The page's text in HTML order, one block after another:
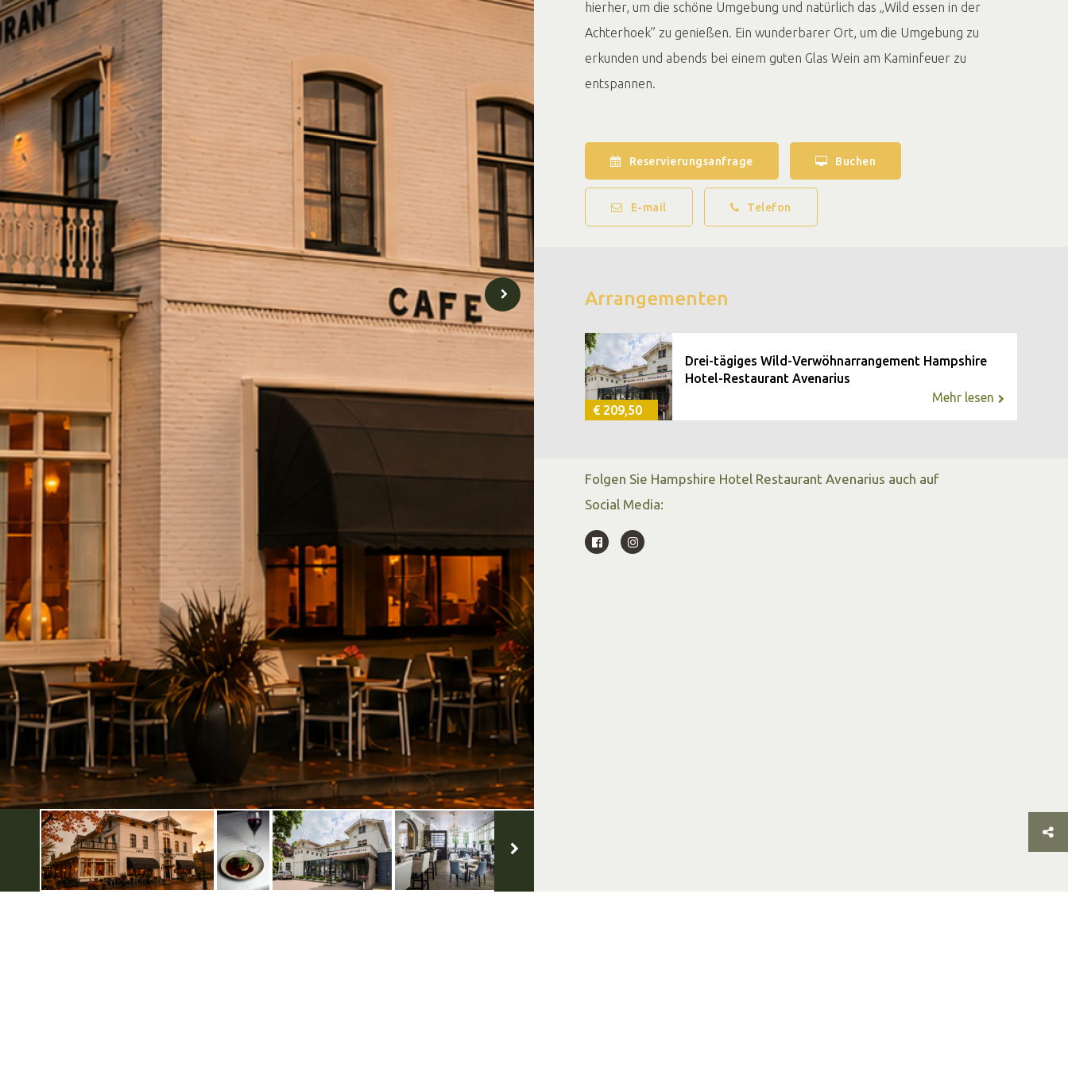
hierher, um die schöne Umgebung und natürlich das „Wild essen in der
Achterhoek” zu genießen. Ein wunderbarer Ort, um die Umgebung zu
erkunden und abends bei einem guten Glas Wein am Kaminfeuer zu
entspannen.
Reservierungsanfrage Buchen
E-mail Telefon
Arrangementen
€ 209,50
Drei-tägiges Wild-Verwöhnarrangement Hampshire
Hotel-Restaurant Avenarius
Mehr lesen
Folgen Sie Hampshire Hotel Restaurant Avenarius auch auf
Social Media: